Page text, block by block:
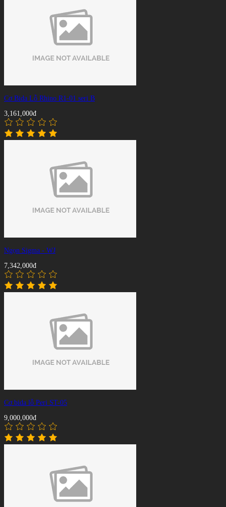
Cơ Bida Lỗ Rhino R1-01 seri B
3,161,000đ
Ngọn Sigma - WJ
7,342,000đ
Cơ bida lỗ Peri ST-05
9,000,000đ